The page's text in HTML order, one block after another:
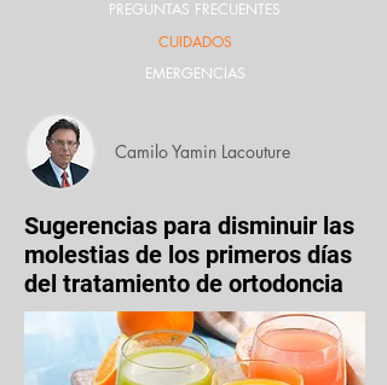
PREGUNTAS FRECUENTES
CUIDADOS
EMERGENCIAS
Camilo Yamin Lacouture
Sugerencias para disminuir las
molestias de los primeros días
del tratamiento de ortodoncia